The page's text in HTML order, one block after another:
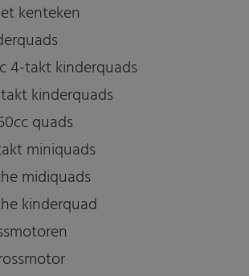
kenteken
4-takt kinderquads
kinderquads
quads
miniquads
midiquads
kinderquad